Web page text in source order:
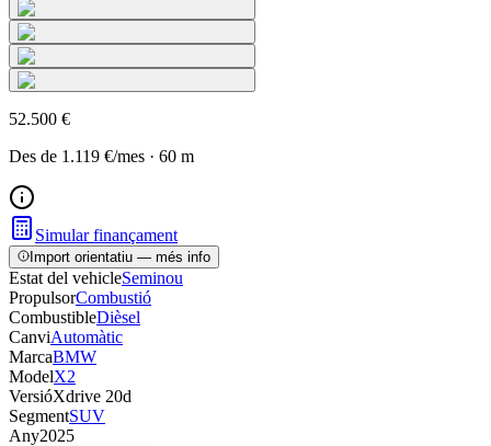
52.500 €
Des de 1.119 €/mes · 60 m
Simular finançament
Import orientatiu — més info
Estat del vehicleSeminou
PropulsorCombustió
CombustibleDièsel
CanviAutomàtic
MarcaBMW
ModelX2
VersióXdrive 20d
SegmentSUV
Any2025